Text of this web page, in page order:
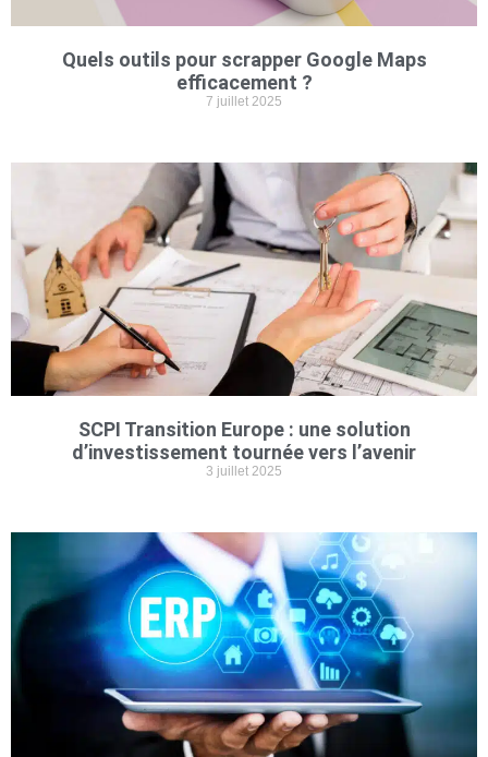
Quels outils pour scrapper Google Maps
efficacement ?
7 juillet 2025
SCPI Transition Europe : une solution
d’investissement tournée vers l’avenir
3 juillet 2025